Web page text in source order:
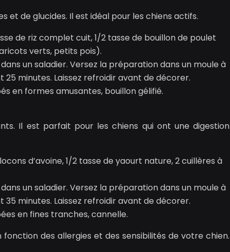
et de glucides. Il est idéal pour les chiens actifs.
de riz complet cuit, 1/2 tasse de bouillon de poulet
verts, petits pois).
un saladier. Versez la préparation dans un moule à
25 minutes. Laissez refroidir avant de décorer.
en formes amusantes, bouillon gélifié.
Il est parfait pour les chiens qui ont une digestion
d’avoine, 1/2 tasse de yaourt nature, 2 cuillères à
un saladier. Versez la préparation dans un moule à
35 minutes. Laissez refroidir avant de décorer.
en fines tranches, cannelle.
des allergies et des sensibilités de votre chien.